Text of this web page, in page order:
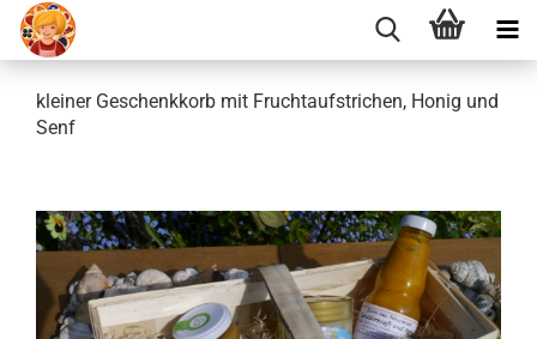
kleiner Geschenkkorb mit Fruchtaufstrichen, Honig und
Senf